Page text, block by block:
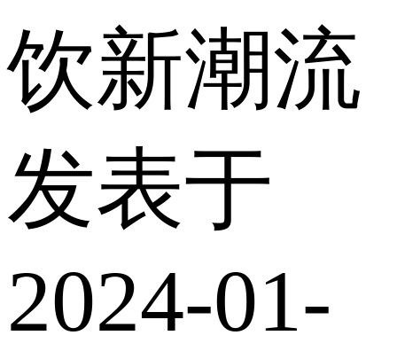
饮新潮流
发表于
2024-01-